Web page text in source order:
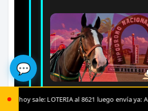
ya: ANIMAL al 8621 jugada fija: ANIMAL al
Tarifa máxima del código:
💬